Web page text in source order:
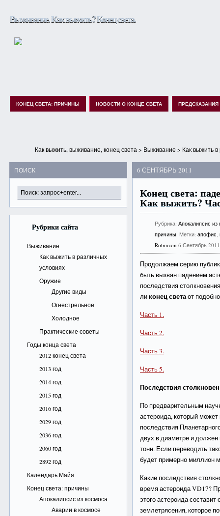
Выживание. Как выжить? Конец света.
КОНЕЦ СВЕТА: ПРИЧИНЫ НОВОСТИ О КОНЦЕ СВЕТА ПРЕДСКАЗАНИЯ
Как выжить, выживание, конец света > Выживание > Как выжить
ПОИСК
Рубрики сайта
Выживание
Как выжить в различных
условиях
Оружие
Другие виды
Огнестрельное
Холодное
Практические советы
Годы конца света
2012 конец света
2013 год
2014 год
2015 год
2016 год
2029 год
2036 год
2060 год
2892 год
Календарь Майя
Конец света: причины
Апокалипсис из космоса
Аварии в космосе
6 СЕНТЯБРЬ 2011
Конец света:
Как выжить?
Рубрика:Апокалипсис из
причины. Метки:апофис,
Robinzon 6 Сентябрь 2011
Продолжаем серию
быть вызван падением
последствия
ликонец светаот
Часть 1.
Часть 2.
Часть 3.
Часть 5.
Последствия
По предварительным
астероида, который
последствия
двух в диаметре и
тонн. Если переводить
будет примерно миллион
Какие последствия
время астероида VD17?
этого астероида
землетрясения, которое